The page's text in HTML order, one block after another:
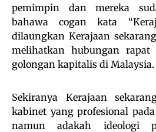
pemimpin dan mereka
bahawa cogan kata
dilaungkan Kerajaan
melihatkan hubungan
golongan kapitalis di Malaysia.
Sekiranya Kerajaan
kabinet yang profesional
namun adakah ideologi